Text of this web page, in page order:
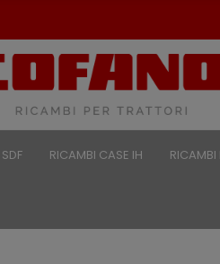
MIGLIORI
RICAMBI CASE IH RICAMBI